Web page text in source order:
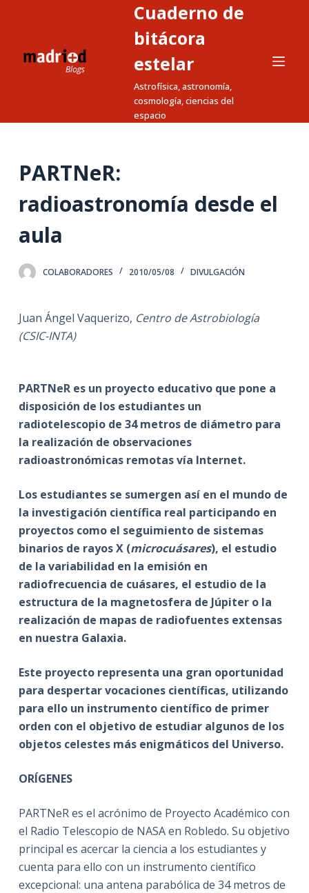
a
Cuaderno de
bitácora
estelar
Astrofísica, astronomía,
cosmología, ciencias del
espacio
PARTNeR:
radioastronomía desde el
aula
COLABORADORES 2010/05/08 DIVULGACIÓN
Juan Ángel Vaquerizo, Centro de Astrobiología
(CSIC-INTA)
PARTNeR es un proyecto educativo que pone a
disposición de los estudiantes un
radiotelescopio de 34 metros de diámetro para
la realización de observaciones
radioastronómicas remotas vía Internet.
Los estudiantes se sumergen así en el mundo de
la investigación científica real participando en
proyectos como el seguimiento de sistemas
binarios de rayos X (microcuásares), el estudio
de la variabilidad en la emisión en
radiofrecuencia de cuásares, el estudio de la
estructura de la magnetosfera de Júpiter o la
realización de mapas de radiofuentes extensas
en nuestra Galaxia.
Este proyecto representa una gran oportunidad
para despertar vocaciones científicas, utilizando
para ello un instrumento científico de primer
orden con el objetivo de estudiar algunos de los
objetos celestes más enigmáticos del Universo.
ORÍGENES
PARTNeR es el acrónimo de Proyecto Académico con
el Radio Telescopio de NASA en Robledo. Su objetivo
principal es acercar la ciencia a los estudiantes y
cuenta para ello con un instrumento científico
excepcional: una antena parabólica de 34 metros de